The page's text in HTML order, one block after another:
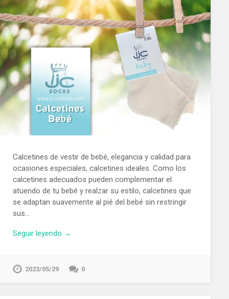
Calcetines de vestir de bebé, elegancia y calidad para
ocasiones especiales, calcetines ideales. Como los
calcetines adecuados pueden complementar el
atuendo de tu bebé y realzar su estilo, calcetines que
se adaptan suavemente al pié del bebé sin restringir
sus…
Seguir leyendo →
2023/05/29 0